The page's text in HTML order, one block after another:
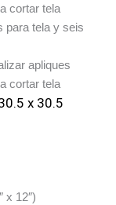
cortar tela
para tela y seis
apliques
cortar tela
x 30.5
x 12″)